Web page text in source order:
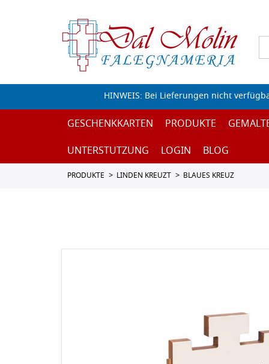
HINWEIS: Bei Lieferungen nicht
GESCHENKKARTEN PRODUKTE
UNTERSTUTZUNG
LOGIN BLOG
PRODUKTE LINDEN KREUZT BLAUES KREUZ